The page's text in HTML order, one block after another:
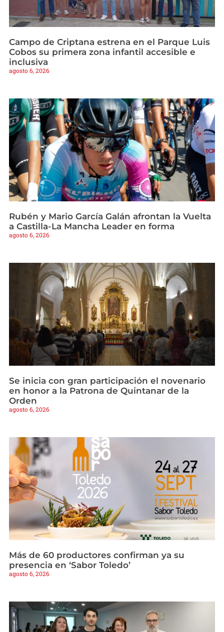
Campo de Criptana estrena en el Parque Luis
Cobos su primera zona infantil accesible e
inclusiva
agosto 6, 2026
Rubén y Mario García Galán afrontan la Vuelta
a Castilla-La Mancha Leader en forma
agosto 6, 2026
Se inicia con gran participación el novenario
en honor a la Patrona de Quintanar de la
Orden
agosto 6, 2026
Más de 60 productores confirman ya su
presencia en ‘Sabor Toledo’
agosto 6, 2026